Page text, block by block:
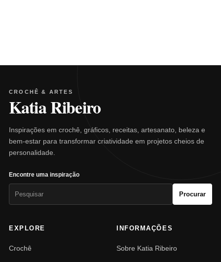
CROCHÊ & ARTES
Katia Ribeiro
Inspirações em crochê, gráficos, receitas, artesanato, beleza e
bem-estar para transformar criatividade em projetos cheios de
personalidade.
Encontre uma inspiração
Procurar
EXPLORE
Crochê
INFORMAÇÕES
Sobre Katia Ribeiro